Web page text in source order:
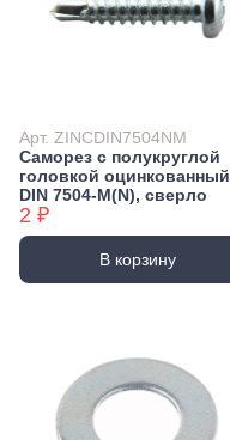
Арт. ZINCDIN7504NM
Саморез с полукруглой
головкой оцинкованный
DIN 7504-М(N), сверло
2 ₽
В корзину